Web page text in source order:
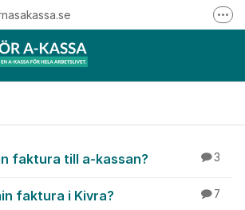
faktura till a-kassan? 3
faktura i Kivra? 7